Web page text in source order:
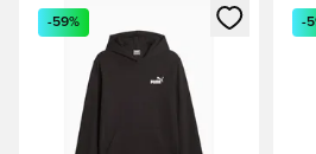
Otvorí modál na prihlásenie
-59% -